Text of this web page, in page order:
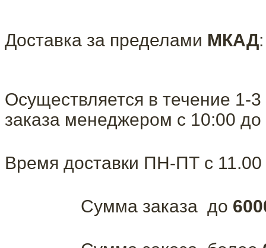
Доставка за пределами МКАД:
Осуществляется в течение 1-
заказа менеджером с 10:00 до
Время доставки ПН-ПТ с
Сумма заказа до